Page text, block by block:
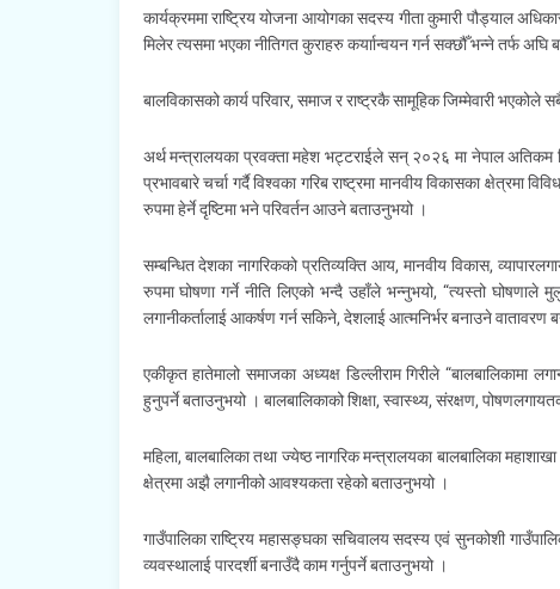
कार्यक्रममा राष्ट्रिय योजना आयोगका सदस्य गीता कुमारी पौड्याल
मिलेर त्यसमा भएका नीतिगत कुराहरु कर्याान्वयन गर्न सक्छौँ भन्ने तर्फ
बालविकासको कार्य परिवार, समाज र राष्ट्रकै सामूहिक जिम्मेवारी भएकोले
अर्थ मन्त्रालयका प्रवक्ता महेश भट्टराईले सन् २०२६ मा नेपाल अतिकम
प्रभावबारे चर्चा गर्दै विश्वका गरिब राष्ट्रमा मानवीय विकासका क्षेत्रमा
रुपमा हेर्ने दृष्टिमा भने परिवर्तन आउने बताउनुभयो ।
सम्बन्धित देशका नागरिकको प्रतिव्यक्ति आय, मानवीय विकास,
रुपमा घोषणा गर्ने नीति लिएको भन्दै उहाँले भन्नुभयो, “त्यस्तो
लगानीकर्तालाई आकर्षण गर्न सकिने, देशलाई आत्मनिर्भर बनाउने वातावरण
एकीकृत हातेमालो समाजका अध्यक्ष डिल्लीराम गिरीले “बालबालिकामा
हुनुपर्ने बताउनुभयो । बालबालिकाको शिक्षा, स्वास्थ्य, संरक्षण,
महिला, बालबालिका तथा ज्येष्ठ नागरिक मन्त्रालयका बालबालिका
क्षेत्रमा अझै लगानीको आवश्यकता रहेको बताउनुभयो ।
गाउँपालिका राष्ट्रिय महासङ्घका सचिवालय सदस्य एवं सुनकोशी
व्यवस्थालाई पारदर्शी बनाउँदै काम गर्नुपर्ने बताउनुभयो ।